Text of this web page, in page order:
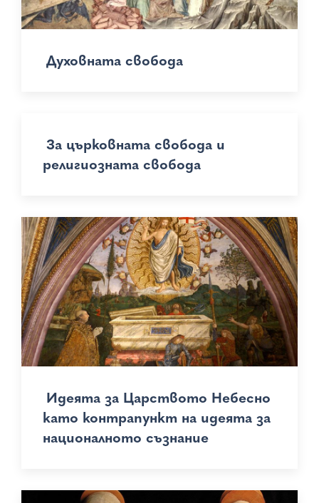
Духовната свобода
За църковната свобода и
религиозната свобода
Идеята за Царството Небесно
като контрапункт на идеята за
националното съзнание